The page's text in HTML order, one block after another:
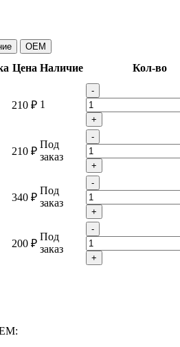
OEM
Цена Наличие Кол-во
210 ₽ 1
-
+
210 ₽
Под
заказ
-
+
340 ₽
Под
заказ
-
+
200 ₽
Под
заказ
-
+